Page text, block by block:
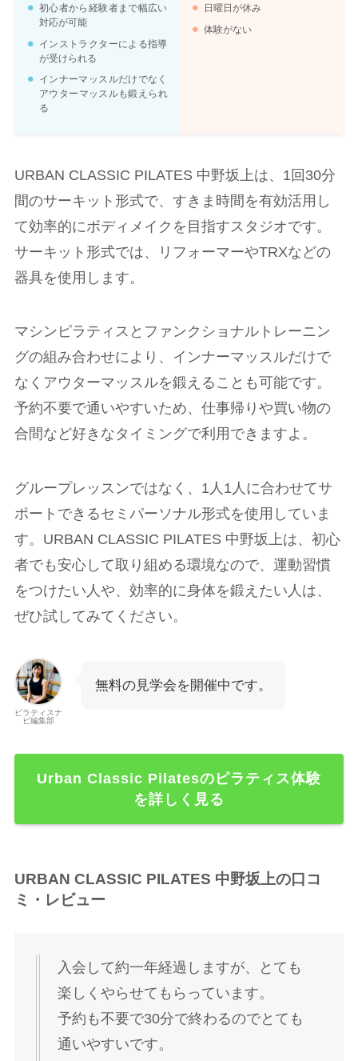
初心者から経験者まで幅広い
対応が可能
インストラクターによる指導
が受けられる
インナーマッスルだけでなく
アウターマッスルも鍛えられ
る
日曜日が休み
体験がない
URBAN CLASSIC PILATES 中野坂上は、1回30分
間のサーキット形式で、すきま時間を有効活用し
て効率的にボディメイクを目指すスタジオです。
サーキット形式では、リフォーマーやTRXなどの
器具を使用します。
マシンピラティスとファンクショナルトレーニン
グの組み合わせにより、インナーマッスルだけで
なくアウターマッスルを鍛えることも可能です。
予約不要で通いやすいため、仕事帰りや買い物の
合間など好きなタイミングで利用できますよ。
グループレッスンではなく、1人1人に合わせてサ
ポートできるセミパーソナル形式を使用していま
す。URBAN CLASSIC PILATES 中野坂上は、初心
者でも安心して取り組める環境なので、運動習慣
をつけたい人や、効率的に身体を鍛えたい人は、
ぜひ試してみてください。
ピラティスナ
ビ編集部
無料の見学会を開催中です。
Urban Classic Pilatesのピラティス体験
を詳しく見る
URBAN CLASSIC PILATES 中野坂上の口コ
ミ・レビュー
入会して約一年経過しますが、とても
楽しくやらせてもらっています。
予約も不要で30分で終わるのでとても
通いやすいです。